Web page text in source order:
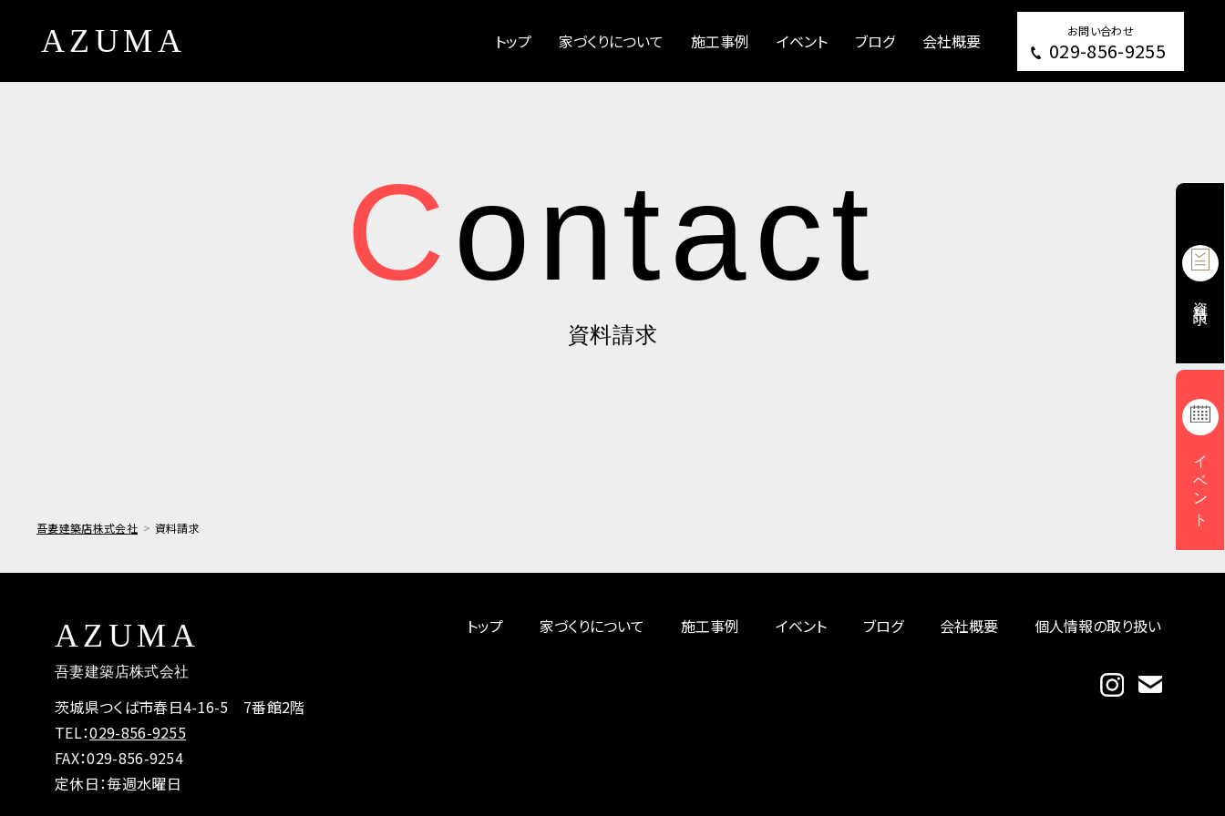
AZUMA トップ 家づくりについて 施工事例 イベント ブログ 会社概要 お問い合わせ
029-856-9255
Contact
資料請求
吾妻建築店株式会社 資料請求
AZUMA
吾妻建築店株式会社
茨城県つくば市春日4-16-5 7番館2階
TEL：029-856-9255
FAX：029-856-9254
定休日：毎週水曜日
トップ 家づくりについて 施工事例 イベント ブログ 会社概要 個人情報の取り扱い
イベント